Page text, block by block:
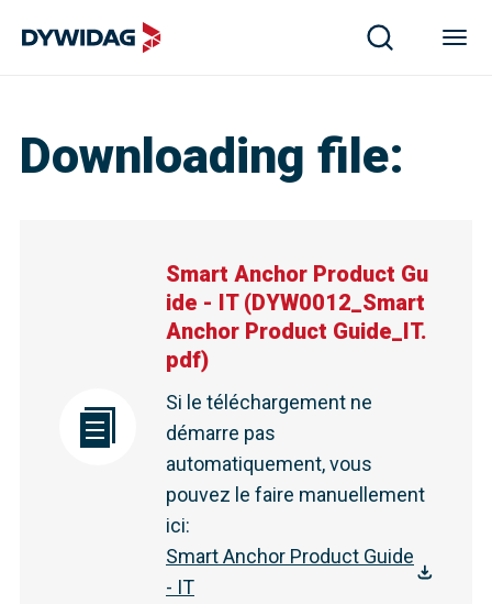
Downloading file:
Smart Anchor Product Gu
ide - IT(DYW0012_Smart
Anchor Product Guide_IT.
pdf)
Si le téléchargement ne
démarre pas
automatiquement, vous
pouvez le faire manuellement
ici:
Smart Anchor Product Guide
- IT